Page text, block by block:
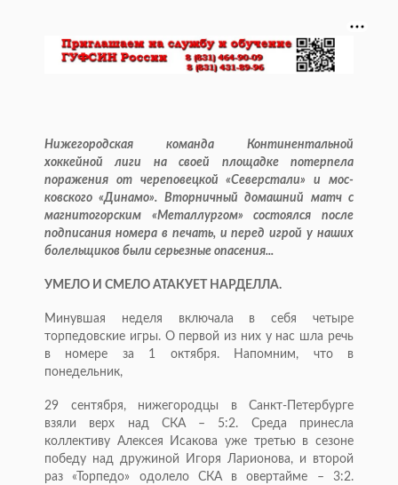
Нижегородская команда Континентальной
хоккейной лиги на своей площадке потерпела
поражения от череповецкой «Северстали» и мос­
ковского «Динамо». Вторничный домашний матч с
магнитогорским «Металлургом» состоялся после
подписания номера в печать, и перед игрой у наших
болельщиков были серьезные опасения...
УМЕЛО И СМЕЛО АТАКУЕТ НАРДЕЛЛА.
Минувшая неделя включала в себя четыре
торпедовские игры. О первой из них у нас шла речь
в номере за 1 октября. Напомним, что в
понедельник,
29 сентября, нижегородцы в Санкт-Петербурге
взяли верх над СКА – 5:2. Среда принесла
коллективу Алексея Исакова уже третью в сезоне
победу над дружиной Игоря Ларионова, и второй
раз «Торпедо» одолело СКА в овертайме – 3:2.